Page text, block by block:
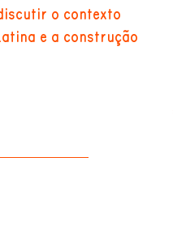
o contexto
e a construção